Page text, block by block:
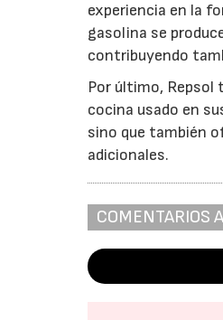
experiencia en la
gasolina se
contribuyendo
Por último, Repsol
cocina usado en
sino que también
adicionales.
COMENTARIOS